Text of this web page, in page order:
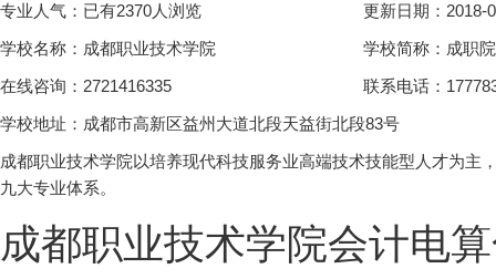
专业人气：已有2370人浏览
更新日期：2018-
学校名称：成都职业技术学院
学校简称：成职院
在线咨询：2721416335
联系电话：
学校地址：成都市高新区益州大道北段天益街北段83号
成都职业技术学院以培养现代科技服务业高端技术技能型人才为
九大专业体系。
成都职业技术学院会计电